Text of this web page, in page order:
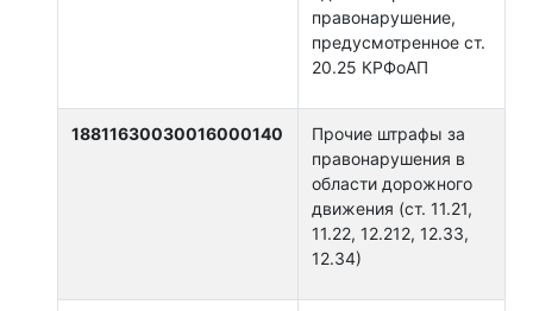
правонарушение,
предусмотренное ст.
20.25 КРФоАП
18811630030016000140
Прочие штрафы за
правонарушения в
области дорожного
движения (ст. 11.21,
11.22, 12.212, 12.33,
12.34)